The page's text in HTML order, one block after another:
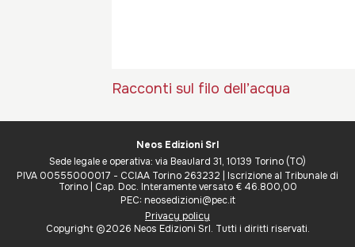
Racconti sul filo dell’acqua
Neos Edizioni Srl
Sede legale e operativa: via Beaulard 31, 10139 Torino (TO)
PIVA 00555000017 - CCIAA Torino 263232 | Iscrizione al Tribunale di
Torino | Cap. Doc. Interamente versato € 46.800,00
PEC: neosedizioni@pec.it
Privacy policy
Copyright ©2026 Neos Edizioni Srl. Tutti i diritti riservati.